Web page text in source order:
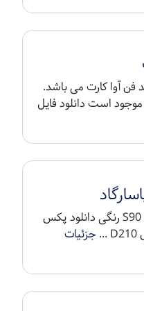
اپ نیولند فن آوا کارت می باشد.
است دانلود فایل
دانلود پکس S80 دانلود پکس S90 رنگی دانلود پکس
جزئیات